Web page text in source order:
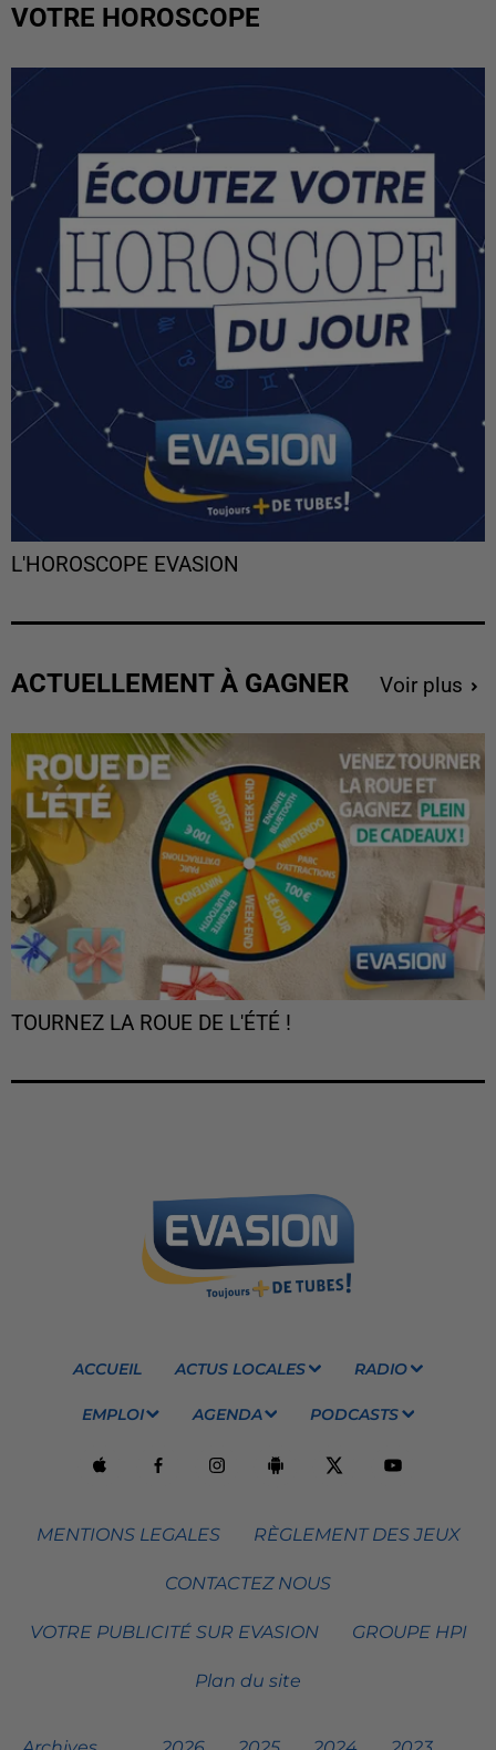
VOTRE HOROSCOPE
L'HOROSCOPE EVASION
ACTUELLEMENT À GAGNER Voir plus
TOURNEZ LA ROUE DE L'ÉTÉ !
ACCUEIL ACTUS LOCALES RADIO
EMPLOI AGENDA PODCASTS
MENTIONS LEGALES RÈGLEMENT DES JEUX
CONTACTEZ NOUS
VOTRE PUBLICITÉ SUR EVASION GROUPE HPI
Plan du site